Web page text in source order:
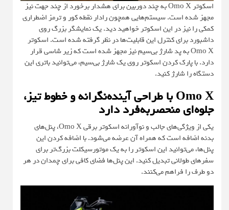
اسکوتر Omo X به چند دوربین برای هشدار برخورد از چند جهت نیز
مجهز شده است. سیستم‌هایی همچون رادار نقطه کور و ترمز اضطراری
کمکی را نیز در این اسکوتر خواهید دید. یک نمایشگر بزرگ روی
داشبورد برای کنترل این قابلیت‌ها در نظر گرفته شده است. اسکوتر
Omo X به پد شارژ بی‌سیم نیز مجهز شده است که زیر شاسی قرار
دارد. با پارک کردن اسکوتر روی یک شارژ بی‌سیم، می‌توانید باتری این
دستگاه را شارژ کنید.
Omo X با طراحی آینده‌نگرانه و خطوط تیز،
جلوه‌ای منحصربه‌فرد دارد
یکی از ویژگی‌های جالب و نوآورانه اسکوتر برقی Omo X، پنل‌های
بدنه اضافه است که همراه آن عرضه می‌شود. با اضافه کردن این
پنل‌ها، می‌توانید این اسکوتر را به یک موتورسیکلت بزرگ‌تر برای
سفرهای طولانی تبدیل کنید. این پنل‌ها فضای کافی برای چمدان در هر
دو طرف را فراهم می‌کنند.